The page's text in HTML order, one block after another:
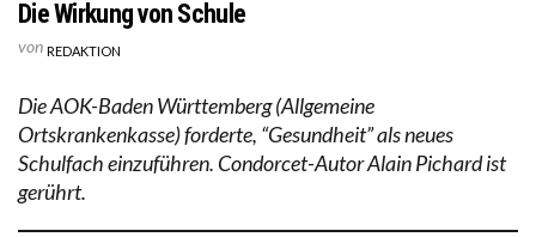
Die Wirkung von Schule
von REDAKTION
Die AOK-Baden Württemberg (Allgemeine
Ortskrankenkasse) forderte, “Gesundheit” als neues
Schulfach einzuführen. Condorcet-Autor Alain Pichard ist
gerührt.